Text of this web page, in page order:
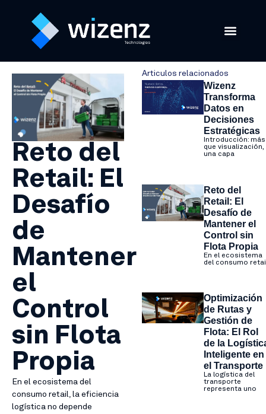
Reto del
Retail: El
Desafío
de
Mantener
el
Control
sin Flota
Propia
En el ecosistema del
consumo retail, la eficiencia
logística no depende
Articulos relacionados
Wizenz
Transforma
Datos en
Decisiones
Estratégicas
Introducción: más
que visualización,
una capa
Reto del
Retail: El
Desafío de
Mantener el
Control sin
Flota Propia
En el ecosistema
del consumo
Optimización
de Rutas y
Gestión de
Flota: El Rol
de la
Inteligente en
el Transporte
La logística del
transporte
representa uno